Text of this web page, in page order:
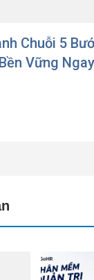
Chuỗi 5
Vững Ngay